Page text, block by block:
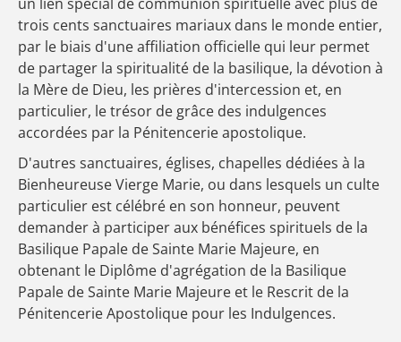
trois cents sanctuaires mariaux dans le monde entier,
par le biais d'une affiliation officielle qui leur permet
de partager la spiritualité de la basilique, la dévotion à
la Mère de Dieu, les prières d'intercession et, en
particulier, le trésor de grâce des indulgences
accordées par la Pénitencerie apostolique.
D'autres sanctuaires, églises, chapelles dédiées à la
Bienheureuse Vierge Marie, ou dans lesquels un culte
particulier est célébré en son honneur, peuvent
demander à participer aux bénéfices spirituels de la
Basilique Papale de Sainte Marie Majeure, en
obtenant le Diplôme d'agrégation de la Basilique
Papale de Sainte Marie Majeure et le Rescrit de la
Pénitencerie Apostolique pour les Indulgences.